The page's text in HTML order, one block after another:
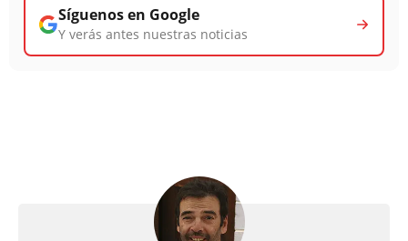
Síguenos en Google
Y verás antes nuestras noticias